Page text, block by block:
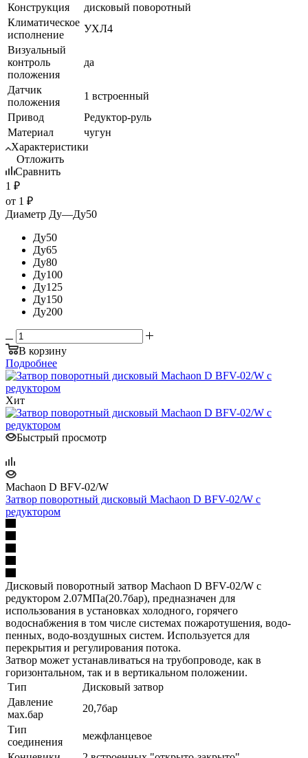
Конструкция
дисковый поворотный
Климатическое
исполнение
УХЛ4
Визуальный
контроль
положения
да
Датчик
положения
1 встроенный
Привод
Редуктор-руль
Материал
чугун
Характеристики
Отложить
Сравнить
1 ₽
от 1 ₽
Диаметр Ду—Ду50
Ду50
Ду65
Ду80
Ду100
Ду125
Ду150
Ду200
В корзину
Подробнее
Хит
Быстрый просмотр
Machaon D BFV-02/W
Затвор поворотный дисковый Machaon D BFV-02/W с
редуктором
Дисковый поворотный затвор Machaon D BFV-02/W с
редуктором 2.07МПа(20.7бар), предназначен для
использования в установках холодного, горячего
водоснабжения в том числе системах пожаротушения, водо-
пенных, водо-воздушных систем. Используется для
перекрытия и регулирования потока.
Затвор может устанавливаться на трубопроводе, как в
горизонтальном, так и в вертикальном положении.
Тип
Дисковый затвор
Давление
мах.бар
20,7бар
Тип
соединения
межфланцевое